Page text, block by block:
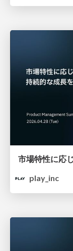
play_inc